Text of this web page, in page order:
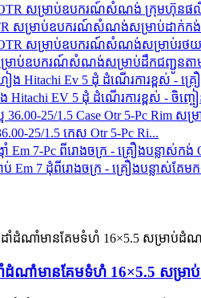
សម្រាប់ឧបករណ៍សំណង់សម្រាប់ដាក់កង់
រាប់ឧបករណ៍សំណង់សម្រាប់ដឹកជញ្ជូនតាម
EV 5 ដុំ ដំណើរការខ្ពស់ - ចិញ្ចៀ
25/1.5 កេស Otr 5-Pc Ri...
ប់ Em 7 ដុំ​ពី​រោងចក្រ - គ្រឿងបន្លាស់​គែម​
ដំណាំ​មាន​គែម​ទំហំ 16×5.5 សម្រ